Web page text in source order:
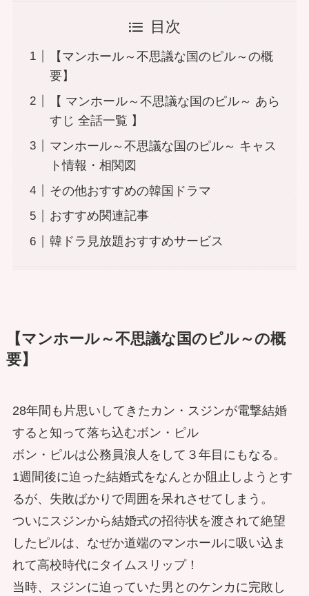
目次
【マンホール～不思議な国のピル～の概
要】
【 マンホール～不思議な国のピル～ あら
すじ 全話一覧 】
マンホール～不思議な国のピル～ キャス
ト情報・相関図
その他おすすめの韓国ドラマ
おすすめ関連記事
韓ドラ見放題おすすめサービス
【マンホール～不思議な国のピル～の概
要】
28年間も片思いしてきたカン・スジンが電撃結婚
すると知って落ち込むボン・ピル
ボン・ピルは公務員浪人をして３年目にもなる。
1週間後に迫った結婚式をなんとか阻止しようとす
るが、失敗ばかりで周囲を呆れさせてしまう。
ついにスジンから結婚式の招待状を渡されて絶望
したピルは、なぜか道端のマンホールに吸い込ま
れて高校時代にタイムスリップ！
当時、スジンに迫っていた男とのケンカに完敗し